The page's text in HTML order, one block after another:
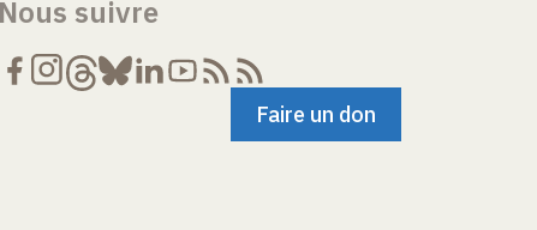
suivre
Faire un don